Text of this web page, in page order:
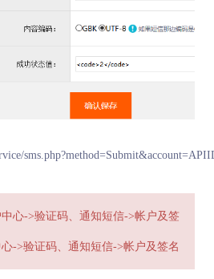
心->验证码、通知短信->帐户及签
->验证码、通知短信->帐户及签名